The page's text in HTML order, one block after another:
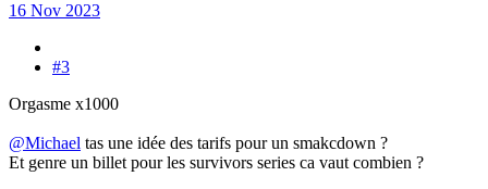
16 Nov 2023
#3
Orgasme x1000
@Michael tas une idée des tarifs pour un smakcdown ?
Et genre un billet pour les survivors series ca vaut combien ?